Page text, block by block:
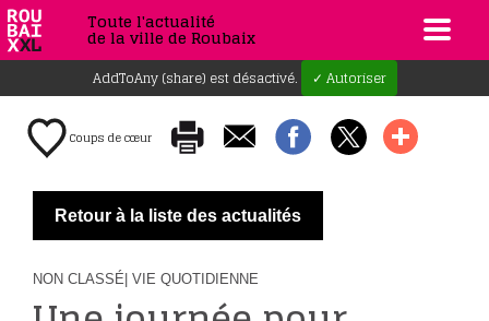
Toute l'actualité
de la ville de Roubaix
AddToAny (share) est désactivé. ✓ Autoriser
Coups de cœur
Retour à la liste des actualités
NON CLASSÉ | VIE QUOTIDIENNE